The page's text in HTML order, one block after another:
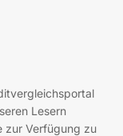
Lesern
zur Verfügung zu